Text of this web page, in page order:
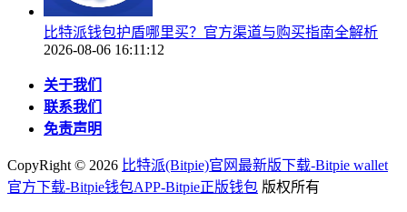
比特派钱包护盾哪里买？官方渠道与购买指南全解析
2026-08-06 16:11:12
关于我们
联系我们
免责声明
CopyRight © 2026 比特派(Bitpie)官网最新版下载-Bitpie wallet
官方下载-Bitpie钱包APP-Bitpie正版钱包 版权所有